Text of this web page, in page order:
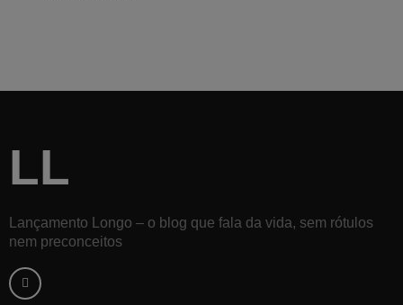
LL
Lançamento Longo – o blog que fala da vida, sem rótulos
nem preconceitos
a
c
e